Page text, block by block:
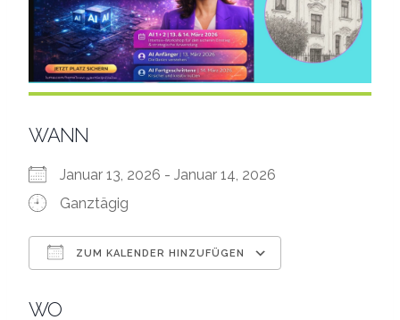
WANN
Januar 13, 2026 - Januar 14, 2026
Ganztägig
ZUM KALENDER HINZUFÜGEN
WO